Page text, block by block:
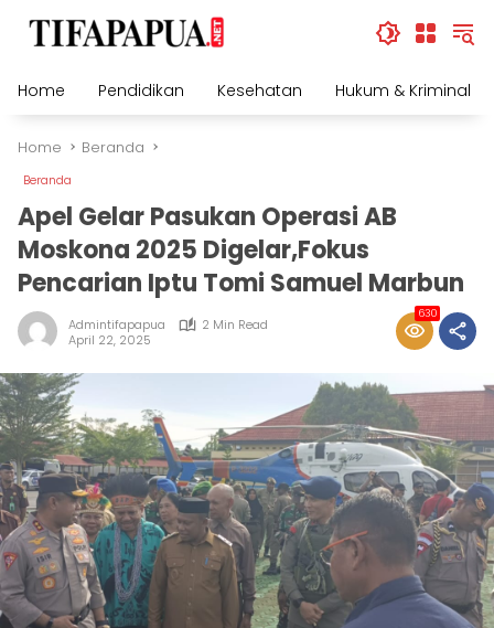
Home
Pendidikan Kesehatan Hukum & Kriminal
Home Beranda
Beranda
Apel Gelar Pasukan Operasi AB
Moskona 2025 Digelar,Fokus
Pencarian Iptu Tomi Samuel Marbun
Admintifapapua
2 Min Read
April 22, 2025
630